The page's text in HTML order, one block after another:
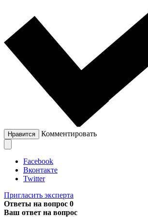
Нравится Комментировать
Facebook
Вконтакте
Twitter
Пригласить эксперта
Ответы на вопрос 0
Ваш ответ на вопрос